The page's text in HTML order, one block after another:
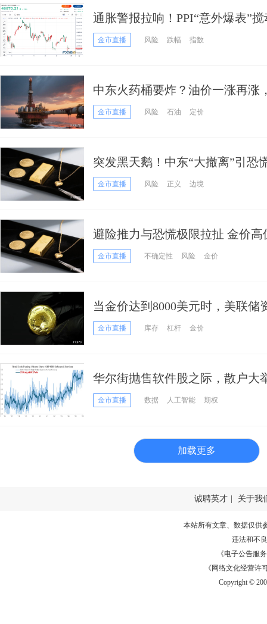
通胀警报拉响！PPI“意外爆表”
点、比特币回落跌向65.万，金银
金市直播 风险 跌幅 指数
中东火药桶要炸？油价一涨再涨
金市直播 风险 石油 定价
突发黑天鹅！中东“大撤离”引恐
金市直播 风险 正义 边境
避险推力与恐慌极限拉扯 金价高
金市直播 不确定性 风险 金价
当金价达到8000美元时，美联储
金市直播 库存 杠杆 金价
华尔街抛售软件股之际，散户大
么？
金市直播 数据 人工智能 期权
加载更多
诚聘英才 关于我
本站所有文章、数据仅供
违法和不
《电子公告服务
《网络文化经营许
Copyright ©